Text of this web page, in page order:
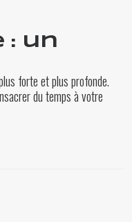
: un
forte et plus profonde.
du temps à votre